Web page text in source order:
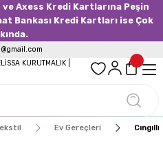
Axess Kredi Kartlarına Peşin
Bankası Kredi Kartları ise Çok
Ev Gereçleri